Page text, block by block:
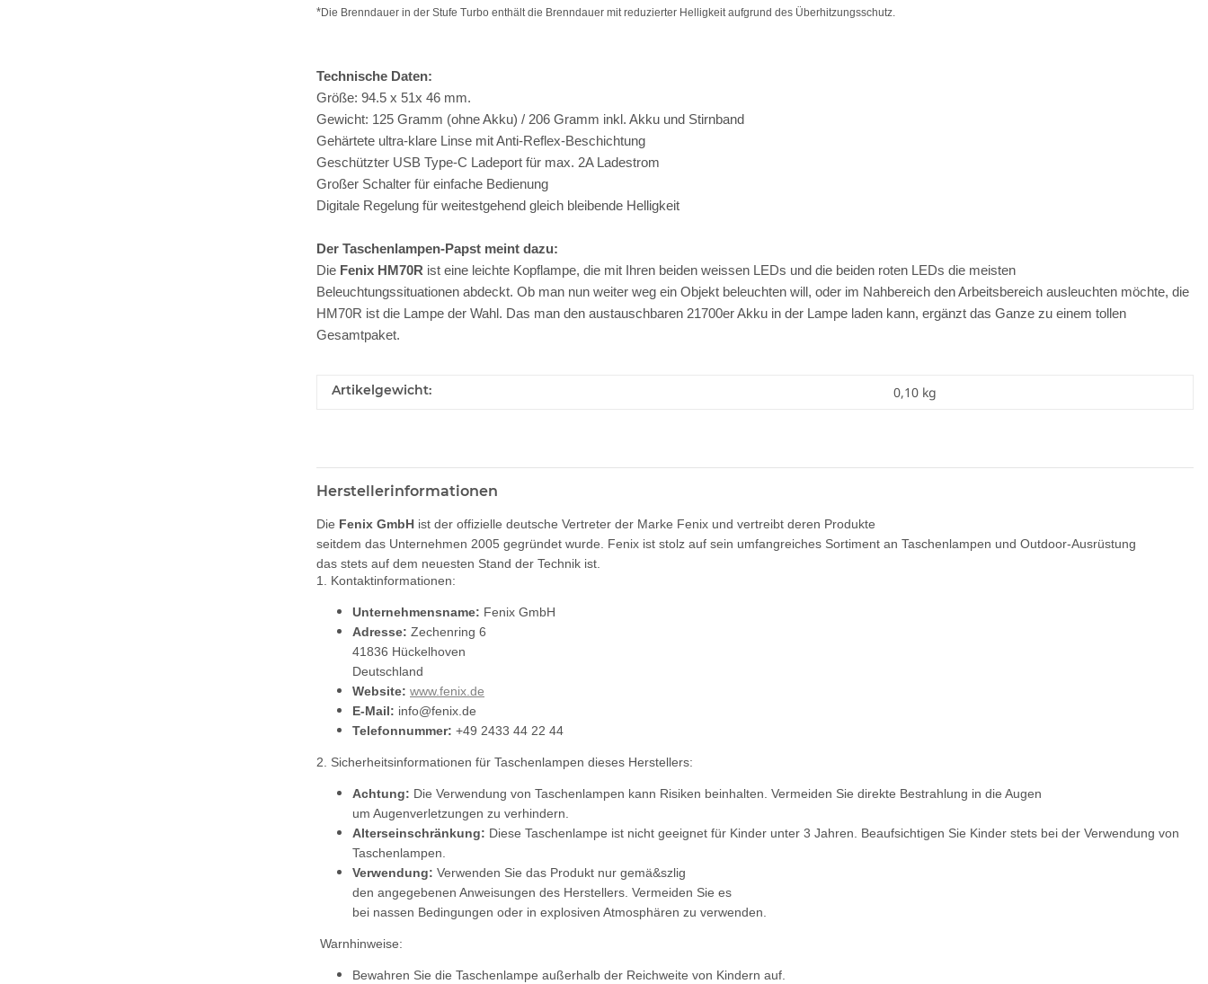
*Die Brenndauer in der Stufe Turbo enthält die Brenndauer mit reduzierter Helligkeit aufgrund des Überhitzungsschutz.
Technische Daten:
Größe: 94.5 x 51x 46 mm.
Gewicht: 125 Gramm (ohne Akku) / 206 Gramm inkl. Akku und Stirnband
Gehärtete ultra-klare Linse mit Anti-Reflex-Beschichtung
Geschützter USB Type-C Ladeport für max. 2A Ladestrom
Großer Schalter für einfache Bedienung
Digitale Regelung für weitestgehend gleich bleibende Helligkeit
Der Taschenlampen-Papst meint dazu:
Die Fenix HM70R ist eine leichte Kopflampe, die mit Ihren beiden weissen LEDs und die beiden roten LEDs die meisten
Beleuchtungssituationen abdeckt. Ob man nun weiter weg ein Objekt beleuchten will, oder im Nahbereich den Arbeitsbereich ausleuchten möchte, die
HM70R ist die Lampe der Wahl. Das man den austauschbaren 21700er Akku in der Lampe laden kann, ergänzt das Ganze zu einem tollen
Gesamtpaket.
Artikelgewicht: 0,10 kg
Herstellerinformationen
Die Fenix GmbH ist der offizielle deutsche Vertreter der Marke Fenix und vertreibt deren Produkte
seitdem das Unternehmen 2005 gegründet wurde. Fenix ist stolz auf sein umfangreiches Sortiment an Taschenlampen und Outdoor-Ausrüstung
das stets auf dem neuesten Stand der Technik ist.
1. Kontaktinformationen:
Unternehmensname: Fenix GmbH
Adresse: Zechenring 6
41836 Hückelhoven
Deutschland
Website: www.fenix.de
E-Mail: info@fenix.de
Telefonnummer: +49 2433 44 22 44
2. Sicherheitsinformationen für Taschenlampen dieses Herstellers:
Achtung: Die Verwendung von Taschenlampen kann Risiken beinhalten. Vermeiden Sie direkte Bestrahlung in die Augen
um Augenverletzungen zu verhindern.
Alterseinschränkung: Diese Taschenlampe ist nicht geeignet für Kinder unter 3 Jahren. Beaufsichtigen Sie Kinder stets bei der Verwendung von
Taschenlampen.
Verwendung: Verwenden Sie das Produkt nur gemä&szlig
den angegebenen Anweisungen des Herstellers. Vermeiden Sie es
bei nassen Bedingungen oder in explosiven Atmosphären zu verwenden.
Warnhinweise:
Bewahren Sie die Taschenlampe außerhalb der Reichweite von Kindern auf.